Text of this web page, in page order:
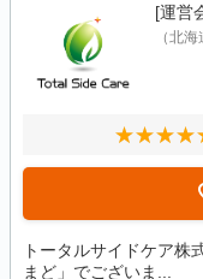
[運営
（北
トータルサイドケア株
まど」でございま...